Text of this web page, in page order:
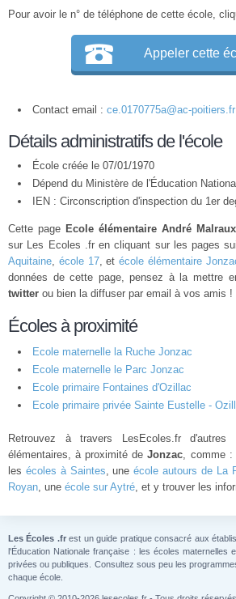
Pour avoir le n° de téléphone de cette école,
Appeler cette
Contact email : ce.0170775a@ac-poitiers.fr
Détails administratifs de l'école
École créée le 07/01/1970
Dépend du Ministère de l'Éducation
IEN : Circonscription d'inspection du 1er
Cette page Ecole élémentaire André
sur Les Ecoles .fr en cliquant sur les pages
Aquitaine, école 17, etécole élémentaire
données de cette page, pensez à la mettre
twitter ou bien la diffuser par email à vos amis !
Écoles à proximité
Ecole maternelle la Ruche Jonzac
Ecole maternelle le Parc Jonzac
Ecole primaire Fontaines d'Ozillac
Ecole primaire privée Sainte Eustelle -
Retrouvez à travers LesEcoles.fr d'autres
élémentaires, à proximité deJonzac, comme :
les écoles à Saintes, uneécole autours de La
Royan, une école sur Aytré, et y trouver les
Les Écoles .frest un guide pratique consacré aux
l'Éducation Nationale française : les écoles maternelles
privées ou publiques. Consultez sous peu les
chaque école.